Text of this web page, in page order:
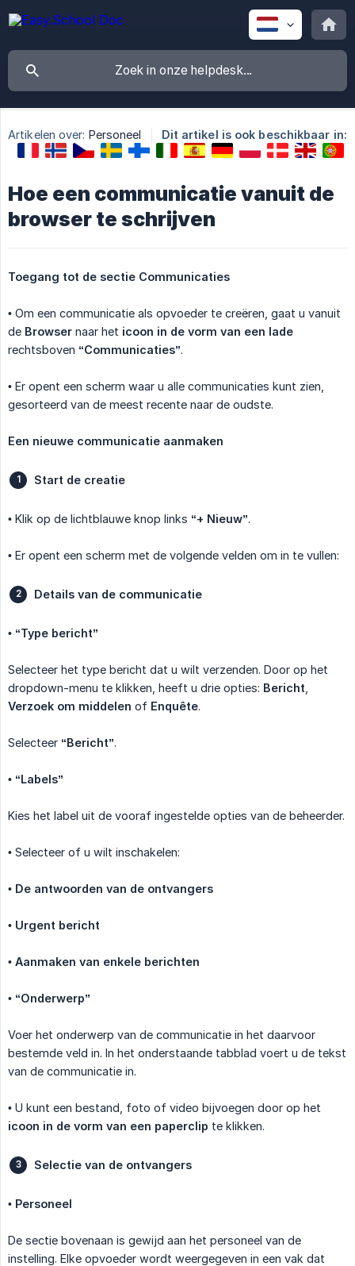
Artikelen over: Personeel Dit artikel is ook beschikbaar in:
Hoe een communicatie vanuit de
browser te schrijven
Toegang tot de sectie Communicaties
• Om een communicatie als opvoeder te creëren, gaat u vanuit
de Browser naar het icoon in de vorm van een lade
rechtsboven “Communicaties”.
• Er opent een scherm waar u alle communicaties kunt zien,
gesorteerd van de meest recente naar de oudste.
Een nieuwe communicatie aanmaken
Start de creatie
• Klik op de lichtblauwe knop links “+ Nieuw”.
• Er opent een scherm met de volgende velden om in te vullen:
Details van de communicatie
• “Type bericht”
Selecteer het type bericht dat u wilt verzenden. Door op het
dropdown-menu te klikken, heeft u drie opties: Bericht
Verzoek om middelen of Enquête.
Selecteer “Bericht”.
• “Labels”
Kies het label uit de vooraf ingestelde opties van de beheerder.
• Selecteer of u wilt inschakelen:
• De antwoorden van de ontvangers
• Urgent bericht
• Aanmaken van enkele berichten
• “Onderwerp”
Voer het onderwerp van de communicatie in het daarvoor
bestemde veld in. In het onderstaande tabblad voert u de tekst
van de communicatie in.
• U kunt een bestand, foto of video bijvoegen door op het
icoon in de vorm van een paperclip te klikken.
Selectie van de ontvangers
• Personeel
De sectie bovenaan is gewijd aan het personeel van de
instelling. Elke opvoeder wordt weergegeven in een vak dat